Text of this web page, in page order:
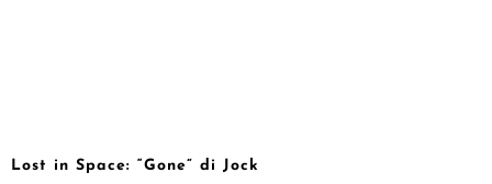
Lost in Space: “Gone” di Jock